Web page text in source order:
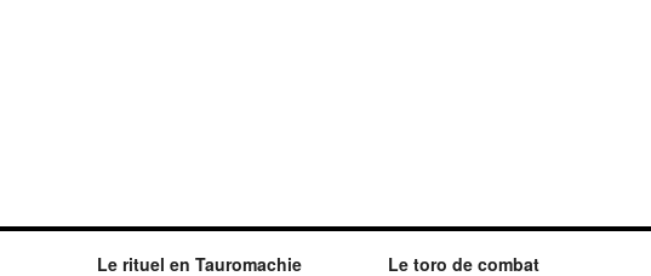
Le rituel en Tauromachie Le toro de combat